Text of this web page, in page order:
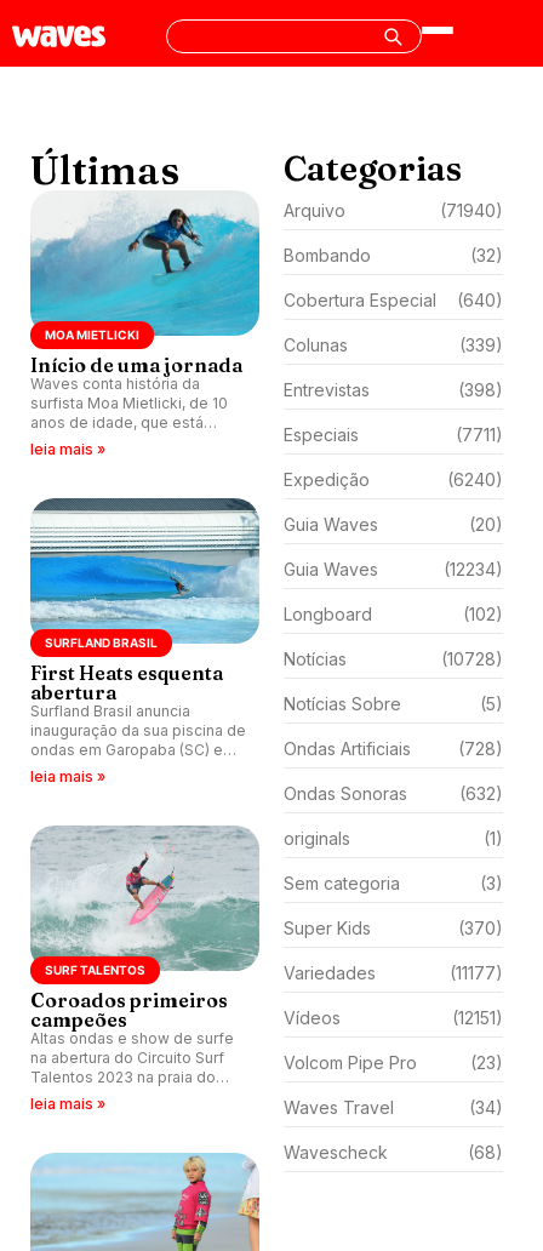
Últimas
MOA MIETLICKI
Início de uma jornada
Waves conta história da
surfista Moa Mietlicki, de 10
anos de idade, que está
começando no surfe e já
leia mais »
SURFLAND BRASIL
First Heats esquenta
abertura
Surfland Brasil anuncia
inauguração da sua piscina de
ondas em Garopaba (SC) e
agendamento das sessões
leia mais »
SURF TALENTOS
Coroados primeiros
campeões
Altas ondas e show de surfe
na abertura do Circuito Surf
Talentos 2023 na praia do
Silveira, Garopaba (SC).
leia mais »
Categorias
Arquivo (71940)
Bombando (32)
Cobertura Especial (640)
Colunas (339)
Entrevistas (398)
Especiais (7711)
Expedição (6240)
Guia Waves (20)
Guia Waves (12234)
Longboard (102)
Notícias (10728)
Notícias Sobre (5)
Ondas Artificiais (728)
Ondas Sonoras (632)
originals (1)
Sem categoria (3)
Super Kids (370)
Variedades (11177)
Vídeos (12151)
Volcom Pipe Pro (23)
Waves Travel (34)
Wavescheck (68)